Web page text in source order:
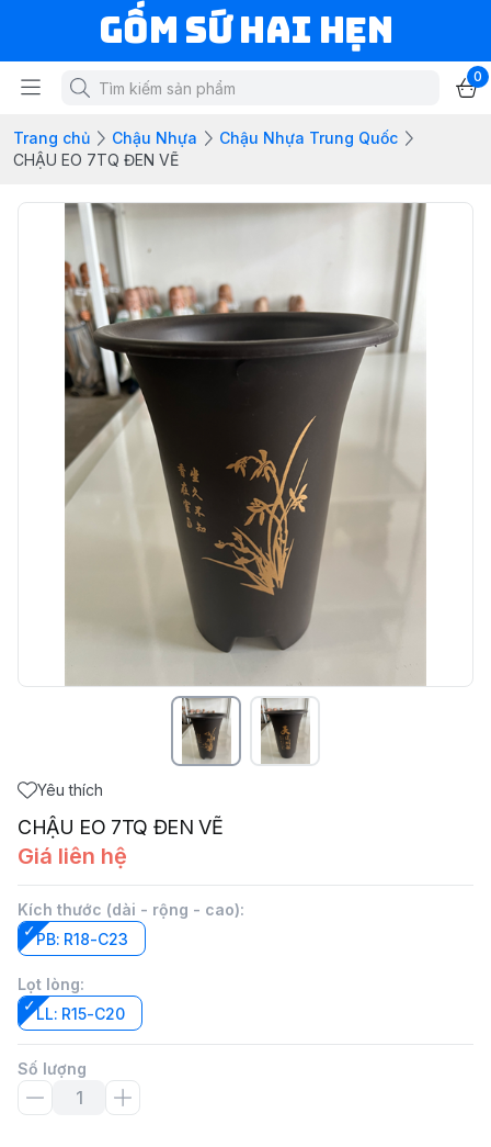
Gốm Sứ Hai Hẹn
0
Trang chủ Chậu Nhựa
Chậu Nhựa Trung Quốc
CHẬU EO 7TQ ĐEN VẼ
Yêu thích
CHẬU EO 7TQ ĐEN VẼ
Giá liên hệ
Kích thước (dài - rộng - cao):
PB: R18-C23
Lọt lòng:
LL: R15-C20
Số lượng